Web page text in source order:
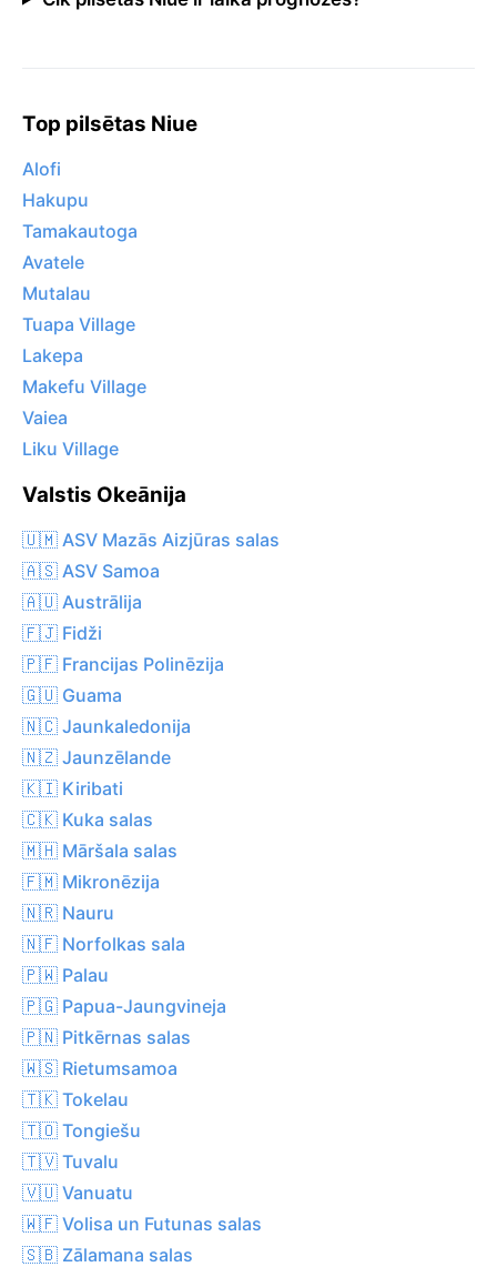
Top pilsētas Niue
Alofi
Hakupu
Tamakautoga
Avatele
Mutalau
Tuapa Village
Lakepa
Makefu Village
Vaiea
Liku Village
Valstis Okeānija
🇺🇲 ASV Mazās Aizjūras salas
🇦🇸 ASV Samoa
🇦🇺 Austrālija
🇫🇯 Fidži
🇵🇫 Francijas Polinēzija
🇬🇺 Guama
🇳🇨 Jaunkaledonija
🇳🇿 Jaunzēlande
🇰🇮 Kiribati
🇨🇰 Kuka salas
🇲🇭 Māršala salas
🇫🇲 Mikronēzija
🇳🇷 Nauru
🇳🇫 Norfolkas sala
🇵🇼 Palau
🇵🇬 Papua-Jaungvineja
🇵🇳 Pitkērnas salas
🇼🇸 Rietumsamoa
🇹🇰 Tokelau
🇹🇴 Tongiešu
🇹🇻 Tuvalu
🇻🇺 Vanuatu
🇼🇫 Volisa un Futunas salas
🇸🇧 Zālamana salas